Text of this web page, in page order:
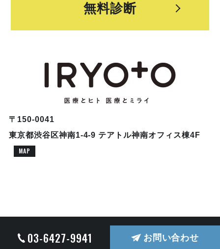
無料診断
〒150-0041
東京都渋谷区神南1-4-9 テアトル神南オフィス棟4F
MAP
© COPYRIGHT 2026 株式会社ドクターブリッジ ALL RIGHTS RESERVED.
03-6427-9941 お問い合わせ